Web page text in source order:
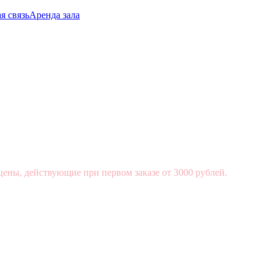
связьАренда зала
действующие при первом заказе от 3000 рублей.